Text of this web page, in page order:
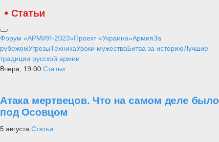
Статьи
Форум «АРМИЯ-2023»Проект «Украина»АрмияЗа
рубежомУгрозыТехникаУроки мужестваБитва за историюЛучшие
традиции русской армии
Вчера, 19:00 Статьи
Атака мертвецов. Что на самом деле было
под Осовцом
5 августа Статьи